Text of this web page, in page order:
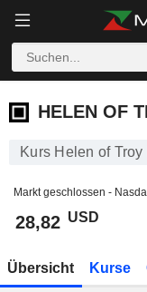
HELEN OF TROY
HELEN OF
Kurs Helen of Troy
Markt geschlossen -
28,82 USD
Übersicht Kurse